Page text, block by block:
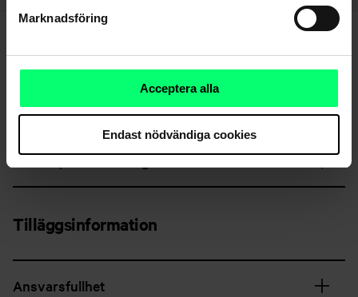
Marknadsföring
Acceptera alla
Endast nödvändiga cookies
Rapporter och dokument
Översikter
Broschyrer och stadgar
Tilläggsinformation
Ansvarsfullhet